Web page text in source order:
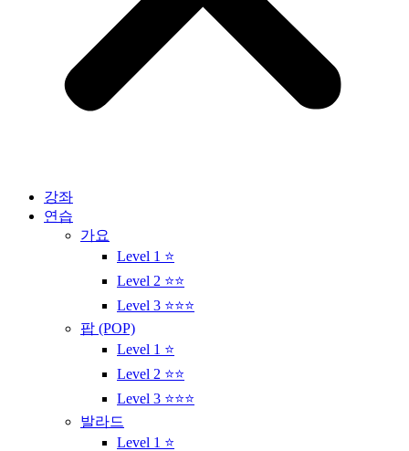
강좌
연습
가요
Level 1 ⭐
Level 2 ⭐⭐
Level 3 ⭐⭐⭐
팝 (POP)
Level 1 ⭐
Level 2 ⭐⭐
Level 3 ⭐⭐⭐
발라드
Level 1 ⭐